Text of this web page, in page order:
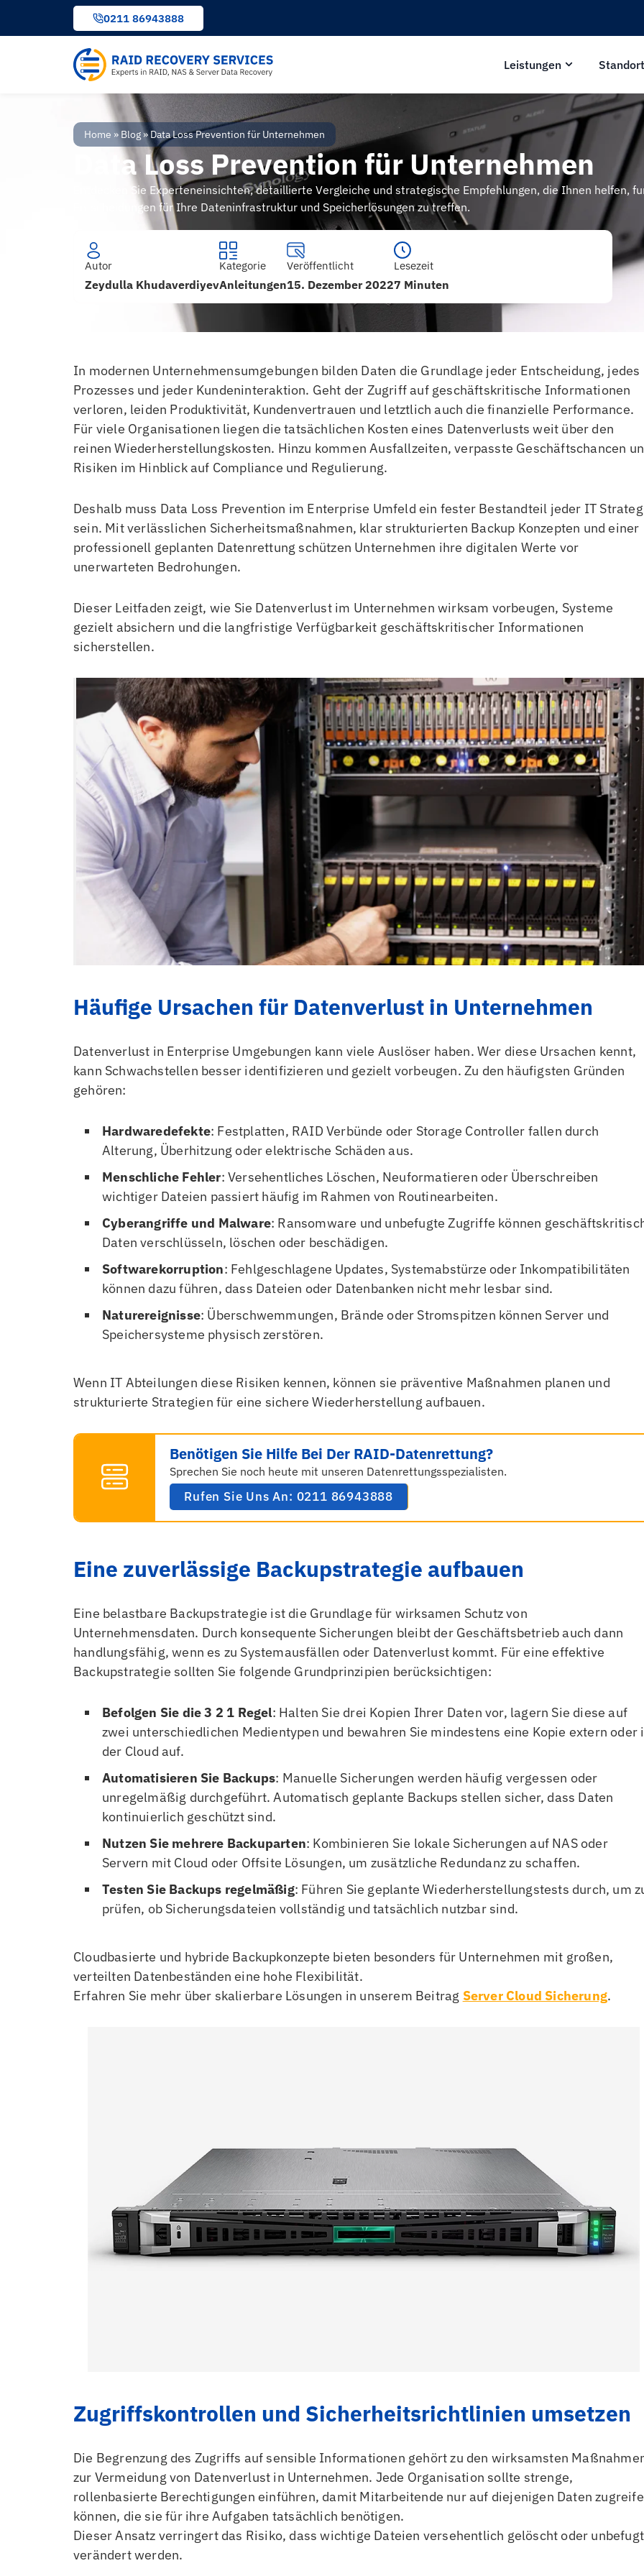
0211 86943888
Leistungen
Home » Blog»Data Loss Prevention für Unternehmen
Data Loss Prevention für Unternehmen
Entdecken Sie Experteneinsichten, detaillierte Vergleiche und strategische Empfehlungen, die Ihnen helfen,
Entscheidungen für Ihre Dateninfrastruktur und Speicherlösungen zu treffen.
Autor
Zeydulla Khudaverdiyev
Kategorie
Anleitungen
Veröffentlicht
15. Dezember 2022
Lesezeit
7 Minuten
In modernen Unternehmensumgebungen bilden Daten die Grundlage jeder Entscheidung, jedes
Prozesses und jeder Kundeninteraktion. Geht der Zugriff auf geschäftskritische Informationen
verloren, leiden Produktivität, Kundenvertrauen und letztlich auch die finanzielle Performance.
Für viele Organisationen liegen die tatsächlichen Kosten eines Datenverlusts weit über den
reinen Wiederherstellungskosten. Hinzu kommen Ausfallzeiten, verpasste Geschäftschancen
Risiken im Hinblick auf Compliance und Regulierung.
Deshalb muss Data Loss Prevention im Enterprise Umfeld ein fester Bestandteil jeder IT
sein. Mit verlässlichen Sicherheitsmaßnahmen, klar strukturierten Backup Konzepten und einer
professionell geplanten Datenrettung schützen Unternehmen ihre digitalen Werte vor
unerwarteten Bedrohungen.
Dieser Leitfaden zeigt, wie Sie Datenverlust im Unternehmen wirksam vorbeugen, Systeme
gezielt absichern und die langfristige Verfügbarkeit geschäftskritischer Informationen
sicherstellen.
Häufige Ursachen für Datenverlust in Unternehmen
Datenverlust in Enterprise Umgebungen kann viele Auslöser haben. Wer diese Ursachen kennt,
kann Schwachstellen besser identifizieren und gezielt vorbeugen. Zu den häufigsten Gründen
gehören:
Hardwaredefekte: Festplatten, RAID Verbünde oder Storage Controller fallen durch
Alterung, Überhitzung oder elektrische Schäden aus.
Menschliche Fehler: Versehentliches Löschen, Neuformatieren oder Überschreiben
wichtiger Dateien passiert häufig im Rahmen von Routinearbeiten.
Cyberangriffe und Malware: Ransomware und unbefugte Zugriffe können
Daten verschlüsseln, löschen oder beschädigen.
Softwarekorruption: Fehlgeschlagene Updates, Systemabstürze oder Inkompatibilitäten
können dazu führen, dass Dateien oder Datenbanken nicht mehr lesbar sind.
Naturereignisse: Überschwemmungen, Brände oder Stromspitzen können Server und
Speichersysteme physisch zerstören.
Wenn IT Abteilungen diese Risiken kennen, können sie präventive Maßnahmen planen und
strukturierte Strategien für eine sichere Wiederherstellung aufbauen.
Benötigen Sie Hilfe Bei Der RAID-Datenrettung?
Sprechen Sie noch heute mit unseren Datenrettungsspezialisten.
Rufen Sie Uns An: 0211 86943888
Eine zuverlässige Backupstrategie aufbauen
Eine belastbare Backupstrategie ist die Grundlage für wirksamen Schutz von
Unternehmensdaten. Durch konsequente Sicherungen bleibt der Geschäftsbetrieb auch dann
handlungsfähig, wenn es zu Systemausfällen oder Datenverlust kommt. Für eine effektive
Backupstrategie sollten Sie folgende Grundprinzipien berücksichtigen:
Befolgen Sie die 3 2 1 Regel: Halten Sie drei Kopien Ihrer Daten vor, lagern Sie diese auf
zwei unterschiedlichen Medientypen und bewahren Sie mindestens eine Kopie extern oder
der Cloud auf.
Automatisieren Sie Backups: Manuelle Sicherungen werden häufig vergessen oder
unregelmäßig durchgeführt. Automatisch geplante Backups stellen sicher, dass Daten
kontinuierlich geschützt sind.
Nutzen Sie mehrere Backuparten: Kombinieren Sie lokale Sicherungen auf NAS oder
Servern mit Cloud oder Offsite Lösungen, um zusätzliche Redundanz zu schaffen.
Testen Sie Backups regelmäßig: Führen Sie geplante Wiederherstellungstests durch, um
prüfen, ob Sicherungsdateien vollständig und tatsächlich nutzbar sind.
Cloudbasierte und hybride Backupkonzepte bieten besonders für Unternehmen mit großen,
verteilten Datenbeständen eine hohe Flexibilität.
Erfahren Sie mehr über skalierbare Lösungen in unserem Beitrag Server Cloud Sicherung.
Zugriffskontrollen und Sicherheitsrichtlinien umsetzen
Die Begrenzung des Zugriffs auf sensible Informationen gehört zu den wirksamsten
zur Vermeidung von Datenverlust in Unternehmen. Jede Organisation sollte strenge,
rollenbasierte Berechtigungen einführen, damit Mitarbeitende nur auf diejenigen Daten
können, die sie für ihre Aufgaben tatsächlich benötigen.
Dieser Ansatz verringert das Risiko, dass wichtige Dateien versehentlich gelöscht oder unbefugt
verändert werden.